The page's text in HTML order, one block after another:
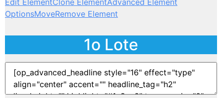
Edit ElementClone ElementAdvanced Element
OptionsMoveRemove Element
1o Lote